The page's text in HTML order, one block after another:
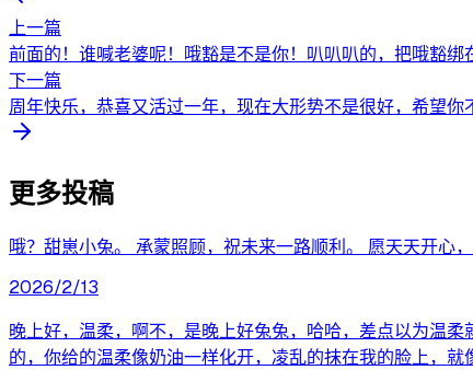
上一篇
前面的！谁喊老婆呢！哦豁是不是你！叭叭叭的，把哦豁绑
下一篇
周年快乐，恭喜又活过一年，现在大形势不是很好，希望
更多投稿
哦？甜崽小兔。 承蒙照顾，祝未来一路顺利。 愿天天开心
2026/2/13
晚上好，温柔，啊不，是晚上好兔兔，哈哈，差点以为温
的，你给的温柔像奶油一样化开，凌乱的抹在我的脸上，